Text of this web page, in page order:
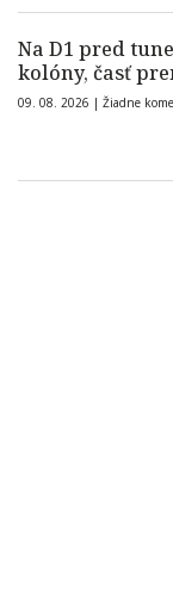
Na D1 pred
kolóny, časť
09. 08. 2026 | Žiadne